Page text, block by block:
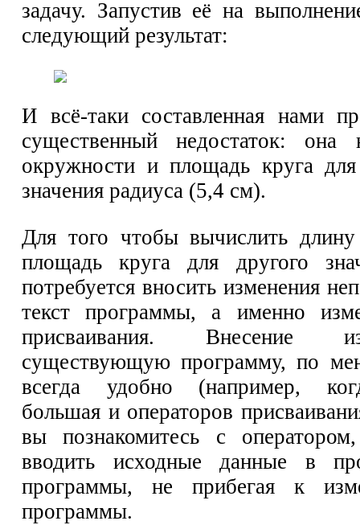
задачу. Запустив её на
следующий результат:
И всё-таки составленная нами
существенный недостаток: она
окружности и площадь круга для
значения радиуса (5,4 см).
Для того чтобы вычислить
площадь круга для другого
потребуется вносить изменения
текст программы, а именно
присваивания. Внесение
существующую программу, по
всегда удобно (например,
большая и операторов
вы познакомитесь с
вводить исходные данные в
программы, не прибегая к
программы.